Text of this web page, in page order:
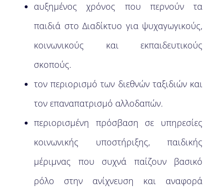
αυξημένος χρόνος που περνούν τα
παιδιά στο Διαδίκτυο για ψυχαγωγικούς,
κοινωνικούς και εκπαιδευτικούς
σκοπούς.
τον περιορισμό των διεθνών ταξιδιών και
τον επαναπατρισμό αλλοδαπών.
περιορισμένη πρόσβαση σε υπηρεσίες
κοινωνικής υποστήριξης, παιδικής
μέριμνας που συχνά παίζουν βασικό
ρόλο στην ανίχνευση και αναφορά